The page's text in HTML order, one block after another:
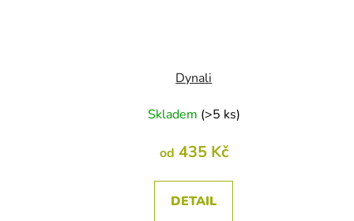
Dynali
Skladem (>5 ks)
od 435 Kč
DETAIL